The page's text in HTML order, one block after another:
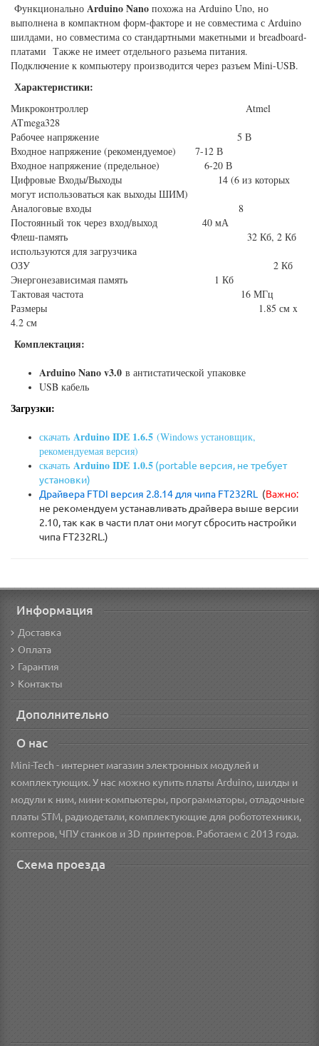
Функционально Arduino Nano похожа на Arduino Uno, но
выполнена в компактном форм-факторе и не совместима с Arduino
шилдами, но совместима со стандартными макетными и breadboard-
платами Также не имеет отдельного разьема питания.
Подключение к компьютеру производится через разъем Mini-USB.
Характеристики:
Микроконтроллер Atmel
ATmega328
Рабочее напряжение 5 В
Входное напряжение (рекомендуемое) 7-12 В
Входное напряжение (предельное) 6-20 В
Цифровые Входы/Выходы 14 (6 из которых
могут использоваться как выходы ШИМ)
Аналоговые входы 8
Постоянный ток через вход/выход 40 мА
Флеш-память 32 Кб, 2 Кб
используются для загрузчика
ОЗУ 2 Кб
Энергонезависимая память 1 Кб
Тактовая частота 16 МГц
Размеры 1.85 см x
4.2 см
Комплектация:
Arduino Nano v3.0 в антистатической упаковке
USB кабель
Загрузки:
скачать Arduino IDE 1.6.5 (Windows установщик,
рекомендуемая версия)
скачать Arduino IDE 1.0.5 (portable версия, не требует
установки)
Драйвера FTDI версия 2.8.14 для чипа FT232RL
(Важно:
не рекомендуем устанавливать драйвера выше версии
2.10, так как в части плат они могут сбросить настройки
чипа FT232RL.)
Информация
Доставка
Оплата
Гарантия
Контакты
Дополнительно
О нас
Mini-Tech - интернет магазин электронных модулей и
комплектующих. У нас можно купить платы Arduino, шилды и
модули к ним, мини-компьютеры, программаторы, отладочные
платы STM, радиодетали, комплектующие для робототехники,
коптеров, ЧПУ станков и 3D принтеров. Работаем с 2013 года.
Схема проезда